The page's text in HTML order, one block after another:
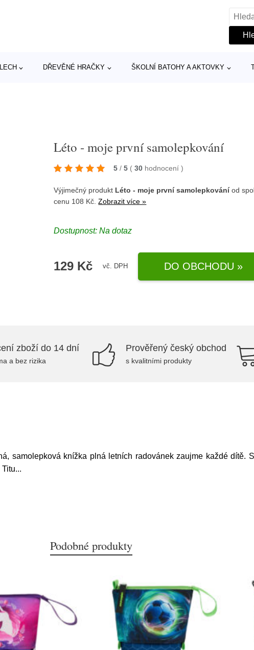
DŘEVĚNÉ HRAČKY ŠKOLNÍ BATOHY A AKTOVKY
Léto - moje první samolepkování
5 / 5 ( 30 hodnocení)
Výjimečný produkt Léto - moje první samolepkováníod
cenu 108 Kč.Zobrazit více »
Dostupnost: Na dotaz
129 Kč vč. DPH DO OBCHODU »
zboží do 14 dní
a bez rizika
Prověřený český obchod
s kvalitními produkty
samolepková knížka plná letních radovánek zaujme každé dítě.
...
Podobné produkty